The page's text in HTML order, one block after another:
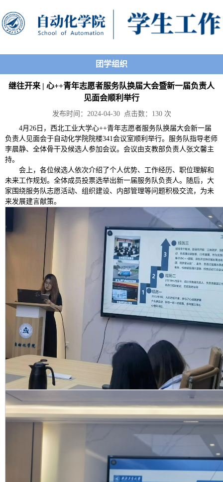
团学组织
继往开来 | 心++青年志愿者服务队换届大会暨新一届负责人
见面会顺利举行
发布时间：2024-04-30 点击数： 130 次
4月26日，西北工业大学心++青年志愿者服务队换届大会新一届
负责人见面会于自动化学院院楼341会议室顺利举行。服务队指导老师
李晨静、全体骨干及候选人参加会议。会议由支教部负责人张文馨主
持。
会上，各位候选人依次介绍了个人优势、工作经历、职位理解和
未来工作规划。全体成员投票选举出新一届服务队负责人。随后，大
家围绕服务队志愿活动、组织建设、内部管理等问题积极交流，为未
来发展建言献策。